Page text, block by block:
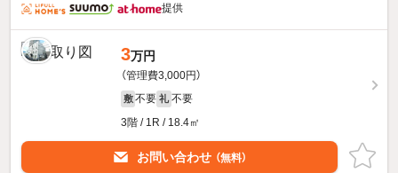
提供
3万円
（管理費3,000円）
敷 不要 礼 不要
3階 / 1R / 18.4㎡
お問い合わせ （無料）